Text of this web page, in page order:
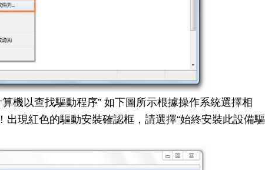
以查找驅動程序” 如下圖所示根據操作系統選擇相
出現紅色的驅動安裝確認框，請選擇“始終安裝此設備驅